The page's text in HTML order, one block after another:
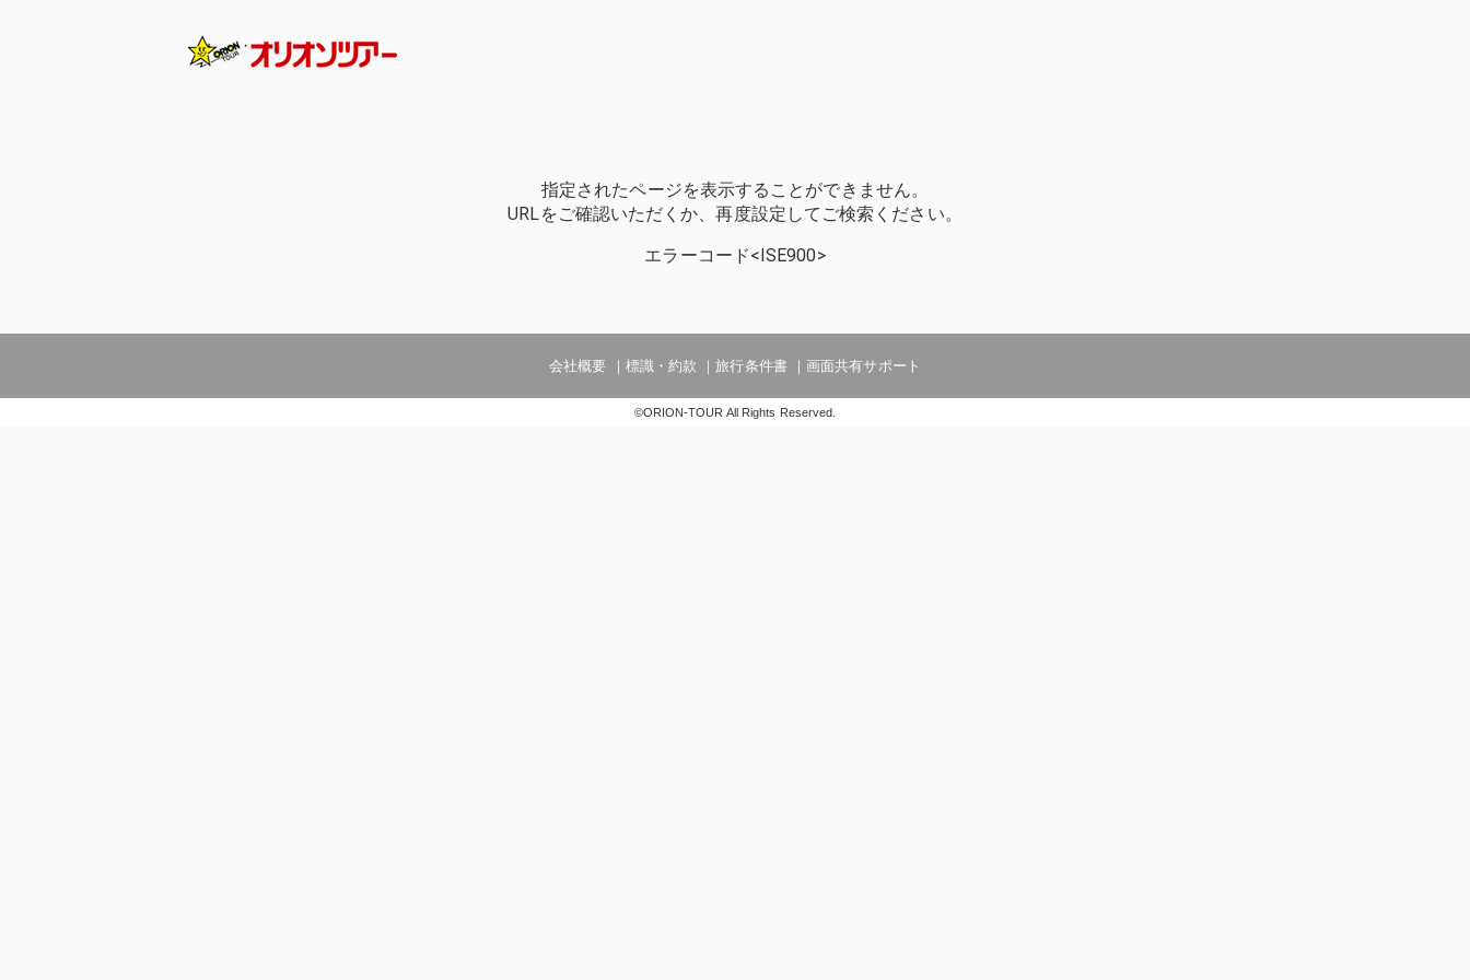
指定されたページを表示することができません。
URLをご確認いただくか、再度設定してご検索ください。
エラーコード<ISE900>
会社概要 標識・約款 旅行条件書 画面共有サポート
©ORION-TOUR All Rights Reserved.